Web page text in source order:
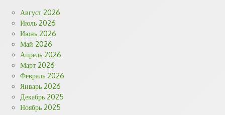
Август 2026
Июль 2026
Июнь 2026
Май 2026
Апрель 2026
Март 2026
Февраль 2026
Январь 2026
Декабрь 2025
Ноябрь 2025